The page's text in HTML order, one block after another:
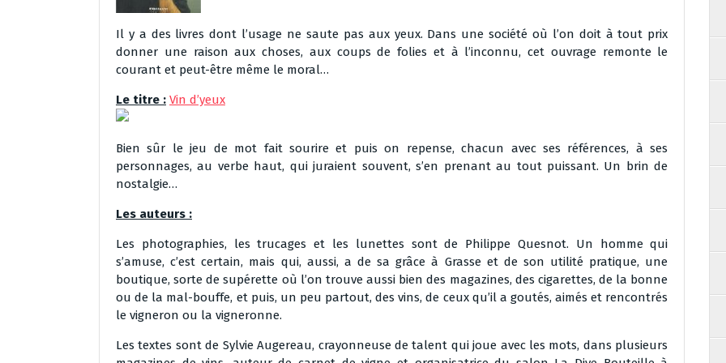
Il y a des livres dont l’usage ne saute pas aux yeux. Dans une société où l’on doit à tout prix
donner une raison aux choses, aux coups de folies et à l’inconnu, cet ouvrage remonte le
courant et peut-être même le moral…
Le titre : Vin d’yeux
Bien sûr le jeu de mot fait sourire et puis on repense, chacun avec ses références, à ses
personnages, au verbe haut, qui juraient souvent, s’en prenant au tout puissant. Un brin de
nostalgie…
Les auteurs :
Les photographies, les trucages et les lunettes sont de Philippe Quesnot. Un homme qui
s’amuse, c’est certain, mais qui, aussi, a de sa grâce à Grasse et de son utilité pratique, une
boutique, sorte de supérette où l’on trouve aussi bien des magazines, des cigarettes, de la bonne
ou de la mal-bouffe, et puis, un peu partout, des vins, de ceux qu’il a goutés, aimés et rencontrés
le vigneron ou la vigneronne.
Les textes sont de Sylvie Augereau, crayonneuse de talent qui joue avec les mots, dans plusieurs